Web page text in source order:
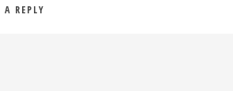
A REPLY